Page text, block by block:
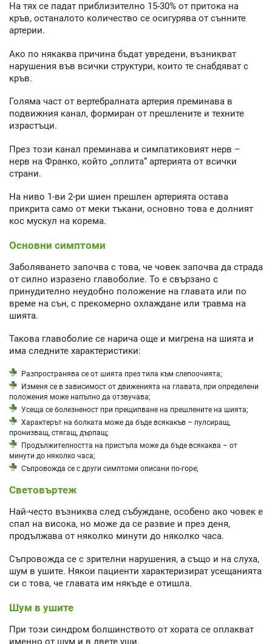
На тях се падат приблизително 15-30% от притока на
кръв, останалото количество се осигурява от сънните
артерии.
Ако по някаква причина бъдат увредени, възникват
нарушения във всички структури, които те снабдяват с
кръв.
Голяма част от вертебралната артерия преминава в
подвижния канал, формиран от прешлените и техните
израстъци.
През този канал преминава и симпатиковият нерв –
нерв на Франко, който „оплита“ артерията от всички
страни.
На ниво 1-ви 2-ри шиен прешлен артерията остава
прикрита само от меки тъкани, основно това е долният
кос мускул на корема.
Основни симптоми
Заболяването започва с това, че човек започва да страда
от силно изразено главоболие. То е свързано с
принудително неудобно положение на главата или по
време на сън, с прекомерно охлаждане или травма на
шията.
Такова главоболие се нарича още и мигрена на шията и
има следните характеристики:
Разпространява се от шията през тила към слепоочията;
Изменя се в зависимост от движенията на главата, при определени
положения може напълно да отзвучава;
Усеща се болезненост при прещипване на прешлените на шията;
Характерът на болката може да бъде всякакъв – пулсиращ,
пронизващ, стягащ, дърпащ;
Продължителността на пристъпа може да бъде всякаква – от
минути до няколко часа;
Съпровожда се с други симптоми описани по-горе;
Световъртеж
Най-често възниква след събуждане, особено ако човек е
спал на висока, но може да се развие и през деня,
продължава от няколко минути до няколко часа.
Съпровожда се с зрителни нарушения, а също и на слуха,
шум в ушите. Някои пациенти характеризират усещанията
си с това, че главата им някъде е отишла.
Шум в ушите
При този синдром болшинството от хората се оплакват
именно от шум и в двете уши.